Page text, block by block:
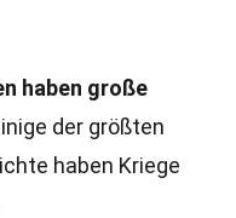
haben große
der größten
haben Kriege